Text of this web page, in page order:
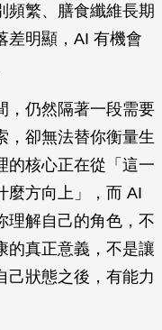
頻繁、膳食纖維長期
差明顯，AI 有機會
，仍然隔著一段需要
，卻無法替你衡量生
的核心正在從「這一
麼方向上」，而 AI
理解自己的角色，不
的真正意義，不是讓
己狀態之後，有能力